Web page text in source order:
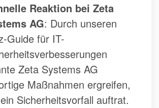
Reaktion bei Zeta
AG: Durch unseren
Guide für IT-
Zeta Systems AG
Maßnahmen ergreifen,
Sicherheitsvorfall auftrat.